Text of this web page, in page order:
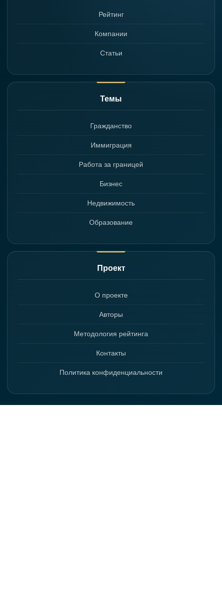
Рейтинг
Компании
Статьи
Темы
Гражданство
Иммиграция
Работа за границей
Бизнес
Недвижимость
Образование
Проект
О проекте
Авторы
Методология рейтинга
Контакты
Политика конфиденциальности